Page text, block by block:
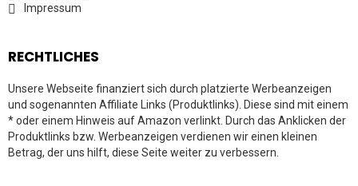
Impressum
RECHTLICHES
Unsere Webseite finanziert sich durch platzierte Werbeanzeigen
und sogenannten Affiliate Links (Produktlinks). Diese sind mit einem
* oder einem Hinweis auf Amazon verlinkt. Durch das Anklicken der
Produktlinks bzw. Werbeanzeigen verdienen wir einen kleinen
Betrag, der uns hilft, diese Seite weiter zu verbessern.